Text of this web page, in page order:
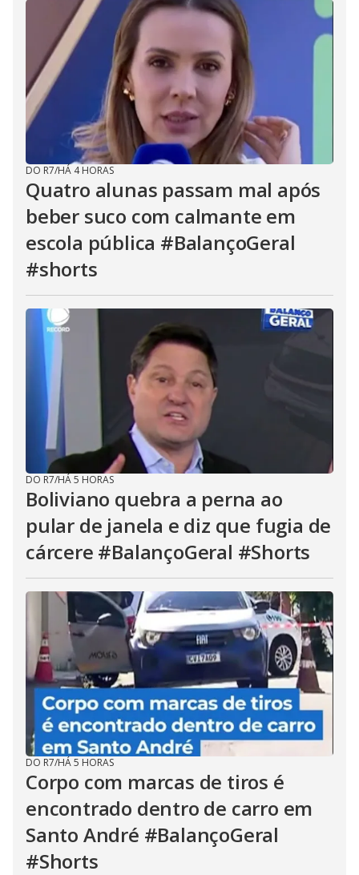
DO R7/HÁ 4 HORAS
Quatro alunas passam mal após
beber suco com calmante em
escola pública #BalançoGeral
#shorts
DO R7/HÁ 5 HORAS
Boliviano quebra a perna ao
pular de janela e diz que fugia de
cárcere #BalançoGeral #Shorts
DO R7/HÁ 5 HORAS
Corpo com marcas de tiros é
encontrado dentro de carro em
Santo André #BalançoGeral
#Shorts